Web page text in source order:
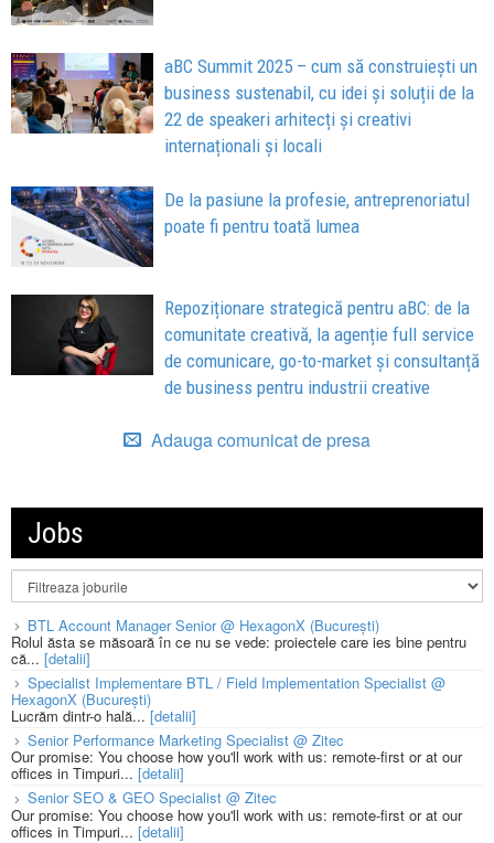
aBC Summit 2025 – cum să construiești un
business sustenabil, cu idei și soluții de la
22 de speakeri arhitecți și creativi
internaționali și locali
De la pasiune la profesie, antreprenoriatul
poate fi pentru toată lumea
Repoziționare strategică pentru aBC: de la
comunitate creativă, la agenție full service
de comunicare, go-to-market și consultanță
de business pentru industrii creative
Adauga comunicat de presa
Jobs
BTL Account Manager Senior @ HexagonX (București)
Rolul ăsta se măsoară în ce nu se vede: proiectele care ies bine pentru
că... [detalii]
Specialist Implementare BTL / Field Implementation Specialist @
HexagonX (București)
Lucrăm dintr-o hală... [detalii]
Senior Performance Marketing Specialist @ Zitec
Our promise: You choose how you'll work with us: remote-first or at our
offices in Timpuri... [detalii]
Senior SEO & GEO Specialist @ Zitec
Our promise: You choose how you'll work with us: remote-first or at our
offices in Timpuri... [detalii]